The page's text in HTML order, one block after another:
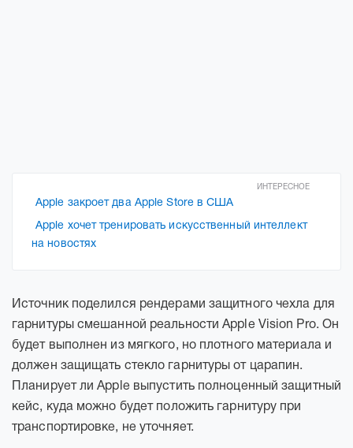
ИНТЕРЕСНОЕ
Apple закроет два Apple Store в США
Apple хочет тренировать искусственный интеллект
на новостях
Источник поделился рендерами защитного чехла для
гарнитуры смешанной реальности Apple Vision Pro. Он
будет выполнен из мягкого, но плотного материала и
должен защищать стекло гарнитуры от царапин.
Планирует ли Apple выпустить полноценный защитный
кейс, куда можно будет положить гарнитуру при
транспортировке, не уточняет.